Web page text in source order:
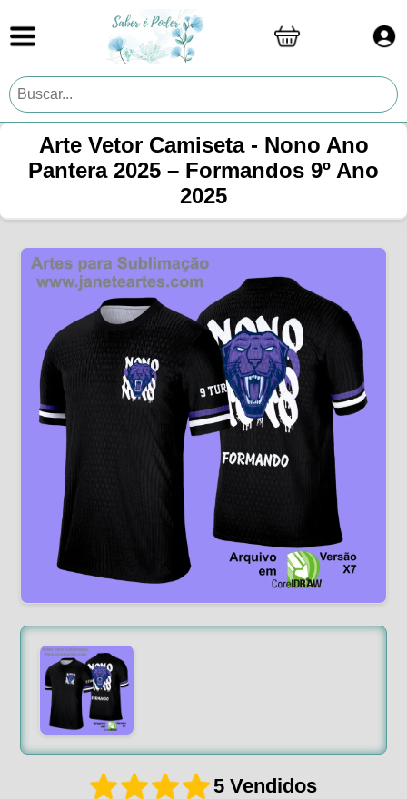
Arte Vetor Camiseta - Nono Ano
Pantera 2025 – Formandos 9º Ano
2025
5 Vendidos